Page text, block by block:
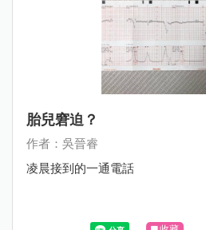
胎兒窘迫？
作者：吳晉睿
凌晨接到的一通電話